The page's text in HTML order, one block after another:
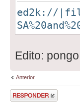
ed2k://
Edito:
Anterior
Publicar una
respuesta